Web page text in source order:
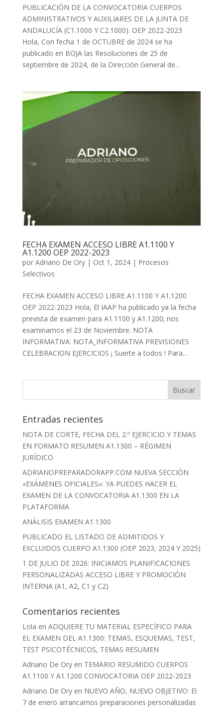
PUBLICACIÓN DE LA CONVOCATORIA CUERPOS
ADMINISTRATIVOS Y AUXILIARES DE LA JUNTA DE
ANDALUCÍA (C1.1000 Y C2.1000). OEP 2022-2023
Hola, Con fecha 1 de OCTUBRE de 2024 se ha
publicado en BOJA las Resoluciones de 25 de
septiembre de 2024, de la Dirección General de...
FECHA EXAMEN ACCESO LIBRE A1.1100 Y
A1.1200 OEP 2022-2023
por Adriano De Ory| Oct 1, 2024| Procesos
Selectivos
FECHA EXAMEN ACCESO LIBRE A1.1100 Y A1.1200
OEP 2022-2023 Hola, El IAAP ha publicado ya la fecha
prevista de examen para A1.1100 y A1.1200; nos
examinamos el 23 de Noviembre. NOTA
INFORMATIVA: NOTA_INFORMATIVA PREVISIONES
CELEBRACION EJERCICIOS ¡ Suerte a todos ! Para...
Entradas recientes
NOTA DE CORTE, FECHA DEL 2.º EJERCICIO Y TEMAS
EN FORMATO RESUMEN A1.1300 – RÉGIMEN
JURÍDICO
ADRIANOPREPARADORAPP.COM NUEVA SECCIÓN
«EXÁMENES OFICIALES»: YA PUEDES HACER EL
EXAMEN DE LA CONVOCATORIA A1.1300 EN LA
PLATAFORMA
ANÁLISIS EXAMEN A1.1300
PUBLICADO EL LISTADO DE ADMITIDOS Y
EXCLUIDOS CUERPO A1.1300 (OEP 2023, 2024 Y 2025)
1 DE JULIO DE 2026: INICIAMOS PLANIFICACIONES
PERSONALIZADAS ACCESO LIBRE Y PROMOCIÓN
INTERNA (A1, A2, C1 y C2)
Comentarios recientes
Lola en ADQUIERE TU MATERIAL ESPECÍFICO PARA
EL EXAMEN DEL A1.1300: TEMAS, ESQUEMAS, TEST,
TEST PSICOTÉCNICOS, TEMAS RESUMEN
Adriano De Oryen TEMARIO RESUMIDO CUERPOS
A1.1100 Y A1.1200 CONVOCATORIA OEP 2022-2023
Adriano De Oryen NUEVO AÑO, NUEVO OBJETIVO: El
7 de enero arrancamos preparaciones personalizadas